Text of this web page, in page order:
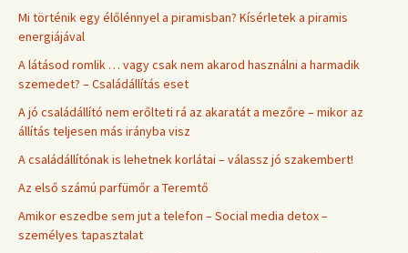
Mi történik egy élőlénnyel a piramisban? Kísérletek a piramis
energiájával
A látásod romlik … vagy csak nem akarod használni a harmadik
szemedet? – Családállítás eset
A jó családállító nem erőlteti rá az akaratát a mezőre – mikor az
állítás teljesen más irányba visz
A családállítónak is lehetnek korlátai – válassz jó szakembert!
Az első számú parfümőr a Teremtő
Amikor eszedbe sem jut a telefon – Social media detox –
személyes tapasztalat